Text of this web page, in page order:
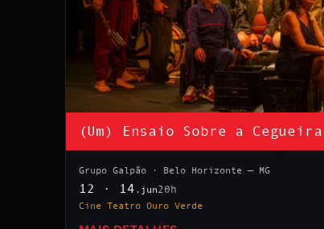
(Um) Ensaio Sobre a Cegueira
Grupo Galpão · Belo Horizonte — MG
12 · 14 .jun20h
Cine Teatro Ouro Verde